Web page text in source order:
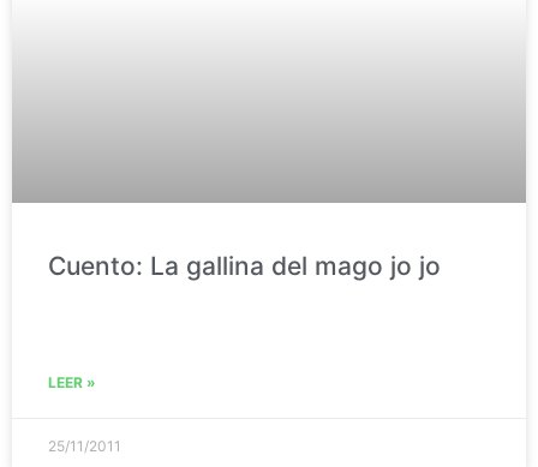
Cuento: La gallina del mago jo jo
LEER »
25/11/2011